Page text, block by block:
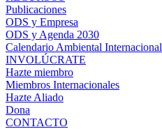
Publicaciones
ODS y Empresa
ODS y Agenda 2030
Calendario Ambiental Internacional
INVOLÚCRATE
Hazte miembro
Miembros Internacionales
Hazte Aliado
Dona
CONTACTO